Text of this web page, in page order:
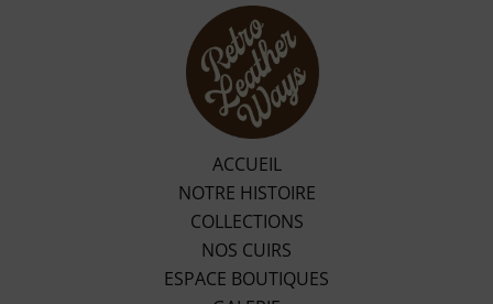
ACCUEIL
NOTRE HISTOIRE
COLLECTIONS
NOS CUIRS
ESPACE BOUTIQUES